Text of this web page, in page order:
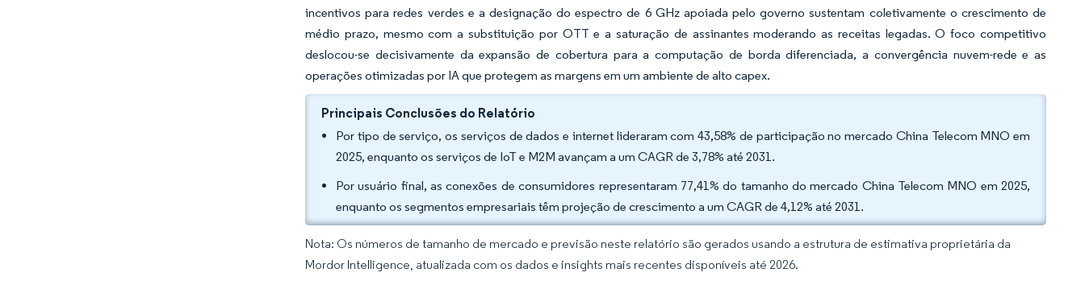
incentivos para redes verdes e a designação do espectro de 6 GHz apoiada pelo governo sustentam coletivamente o crescimento de
médio prazo, mesmo com a substituição por OTT e a saturação de assinantes moderando as receitas legadas. O foco competitivo
deslocou-se decisivamente da expansão de cobertura para a computação de borda diferenciada, a convergência nuvem-rede e as
operações otimizadas por IA que protegem as margens em um ambiente de alto capex.
Principais Conclusões do Relatório
Por tipo de serviço, os serviços de dados e internet lideraram com 43,58% de participação no mercado China Telecom MNO em
2025, enquanto os serviços de IoT e M2M avançam a um CAGR de 3,78% até 2031.
Por usuário final, as conexões de consumidores representaram 77,41% do tamanho do mercado China Telecom MNO em 2025,
enquanto os segmentos empresariais têm projeção de crescimento a um CAGR de 4,12% até 2031.
Nota: Os números de tamanho de mercado e previsão neste relatório são gerados usando a estrutura de estimativa proprietária da
Mordor Intelligence, atualizada com os dados e insights mais recentes disponíveis até 2026.